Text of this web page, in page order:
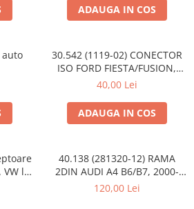
ADAUGA IN COS
30.542 (1119-02) CONECTOR
ISO FORD FIESTA/FUSION,
2002-2005
40,00 Lei
ADAUGA IN COS
la
40.138 (281320-12) RAMA
2DIN AUDI A4 B6/B7, 2000-
2009
120,00 Lei